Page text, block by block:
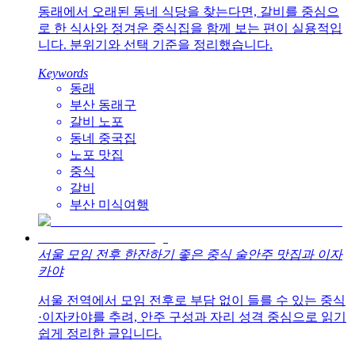
동래에서 오래된 동네 식당을 찾는다면, 갈비를 중심으
로 한 식사와 정겨운 중식집을 함께 보는 편이 실용적입
니다. 분위기와 선택 기준을 정리했습니다.
Keywords
동래
부산 동래구
갈비 노포
동네 중국집
노포 맛집
중식
갈비
부산 미식여행
서울 모임 전후 한잔하기 좋은 중식 술안주 맛집과 이자
카야
서울 전역에서 모임 전후로 부담 없이 들를 수 있는 중식
·이자카야를 추려, 안주 구성과 자리 성격 중심으로 읽기
쉽게 정리한 글입니다.